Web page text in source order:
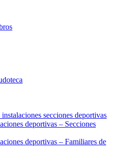
secciones deportivas
deportivas – Secciones
deportivas – Familiares de